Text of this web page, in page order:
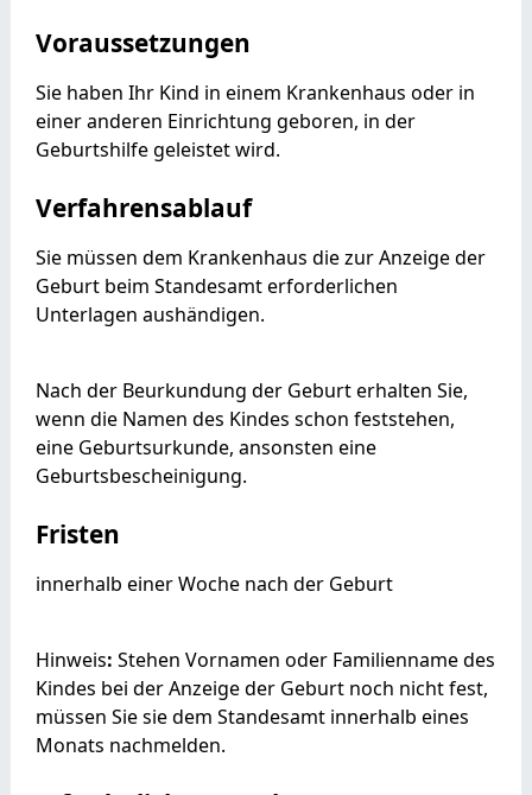
Voraussetzungen
Sie haben Ihr Kind in einem Krankenhaus oder in
einer anderen Einrichtung geboren, in der
Geburtshilfe geleistet wird.
Verfahrensablauf
Sie müssen dem Krankenhaus die zur Anzeige der
Geburt beim Standesamt erforderlichen
Unterlagen aushändigen.
Nach der Beurkundung der Geburt erhalten Sie,
wenn die Namen des Kindes schon feststehen,
eine Geburtsurkunde, ansonsten eine
Geburtsbescheinigung.
Fristen
innerhalb einer Woche nach der Geburt
Hinweis: Stehen Vornamen oder Familienname des
Kindes bei der Anzeige der Geburt noch nicht fest,
müssen Sie sie dem Standesamt innerhalb eines
Monats nachmelden.